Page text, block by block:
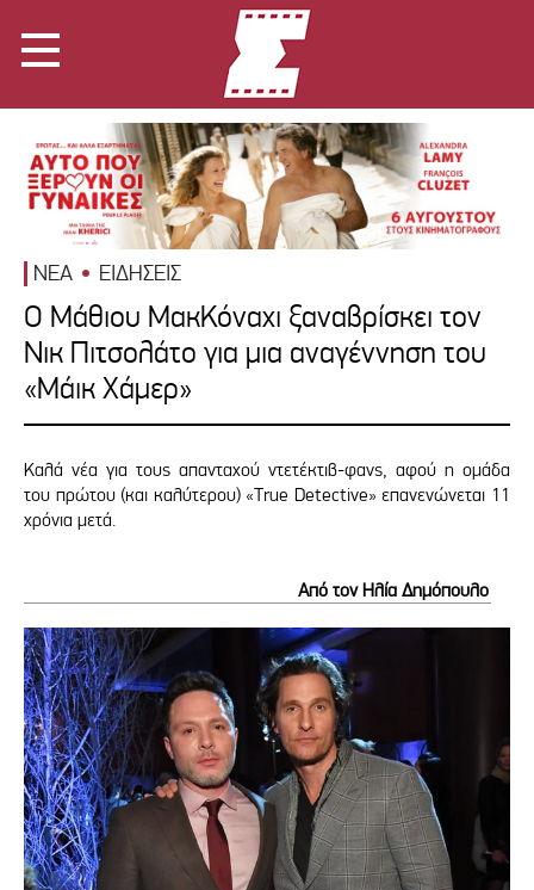
ΝΕΑ ΕΙΔΗΣΕΙΣ
Ο Μάθιου ΜακΚόναχι ξαναβρίσκει τον
Νικ Πιτσολάτο για μια αναγέννηση του
«Μάικ Χάμερ»
Καλά νέα για τους απανταχού ντετέκτιβ-φανς, αφού η ομάδα
του πρώτου (και καλύτερου) «True Detective» επανενώνεται 11
χρόνια μετά.
Από τον Ηλία Δημόπουλο